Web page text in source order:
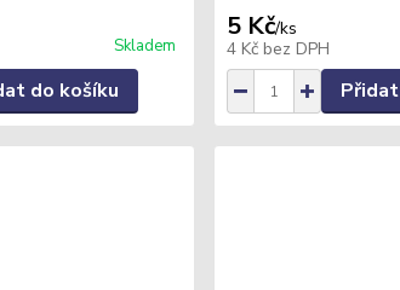
Skladem
do košíku
5 Kč/ks
4 Kč bez DPH